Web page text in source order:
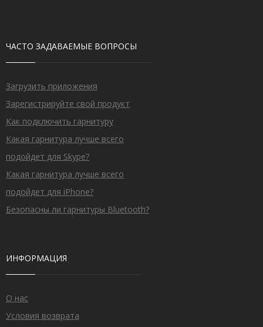
ЧАСТО ЗАДАВАЕМЫЕ ВОПРОСЫ
Загрузить приложения
Зарегистрируйте свой продукт
Как подключить гарнитуру
Какая гарнитура лучше всего
подойдет для Skype?
Какая гарнитура лучше всего
подойдет для iPhone?
Безопасны ли гарнитуры Bluetooth?
ИНФОРМАЦИЯ
О нас
Условия возврата